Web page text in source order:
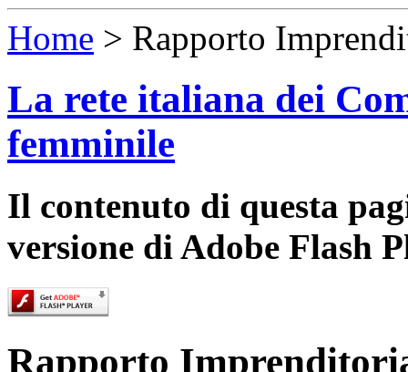
Home > Rapporto
La rete italiana dei
femminile
Il contenuto di questa
versione di Adobe Flash
Rapporto